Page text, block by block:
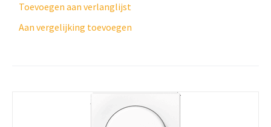
Toevoegen aan verlanglijst
Aan vergelijking toevoegen